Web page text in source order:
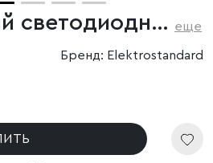
Ландшафтный светодиодный светильник серый Sensor IP54 еще
Бренд: Elektrostandard